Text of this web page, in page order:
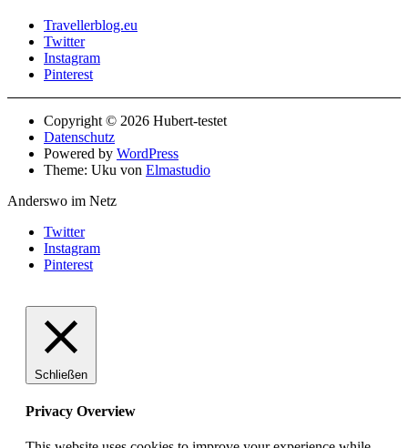
Travellerblog.eu
Twitter
Instagram
Pinterest
Copyright © 2026 Hubert-testet
Datenschutz
Powered by WordPress
Theme: Uku von Elmastudio
Anderswo im Netz
Twitter
Instagram
Pinterest
Schließen
Privacy Overview